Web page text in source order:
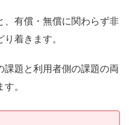
、有償・無償に関わらず非
着きます。
題と利用者側の課題の両
。